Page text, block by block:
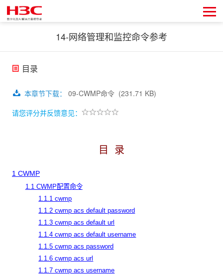
14-网络管理和监控命令参考
目录
本章节下载： 09-CWMP命令 (231.71 KB)
请您评分并反馈意见：
目 录
1 CWMP
1.1 CWMP配置命令
1.1.1 cwmp
1.1.2 cwmp acs default password
1.1.3 cwmp acs default url
1.1.4 cwmp acs default username
1.1.5 cwmp acs password
1.1.6 cwmp acs url
1.1.7 cwmp acs username